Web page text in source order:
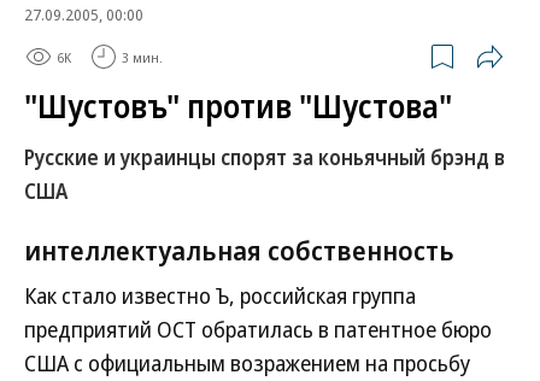
27.09.2005, 00:00
6K 3 мин.
"Шустовъ" против "Шустова"
Русские и украинцы спорят за коньячный брэнд в
США
интеллектуальная собственность
Как стало известно Ъ, российская группа
предприятий ОСТ обратилась в патентное бюро
США с официальным возражением на просьбу